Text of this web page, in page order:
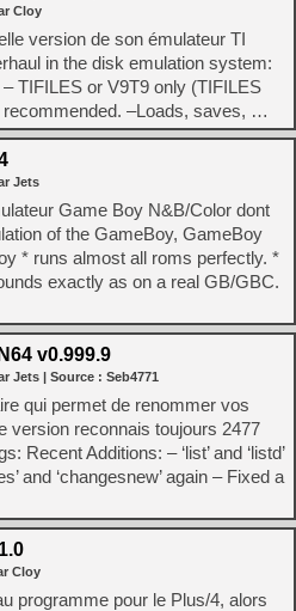
Cloy
version de son émulateur TI
in the disk emulation system:
TIFILES or V9T9 only (TIFILES
–Loads, saves, …
Jets
Game Boy N&B/Color dont
of the GameBoy, GameBoy
* runs almost all roms perfectly. *
exactly as on a real GB/GBC.
v0.999.9
Jets | Source : Seb4771
qui permet de renommer vos
version reconnais toujours 2477
Recent Additions: – ‘list’ and ‘listd’
and ‘changesnew’ again – Fixed a
Cloy
programme pour le Plus/4, alors